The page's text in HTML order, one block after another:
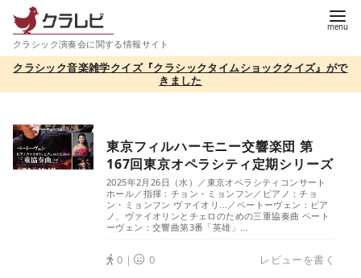
テ
ツ
クラシック演奏会に関する情報サイト
クラシック音楽雑学クイズ『クラシックタイムショッククイズ』がで
きました
東京フィルハーモニー交響楽団 第
167回東京オペラシティ定期シリーズ
2025年2月26日（水）／東京オペラシティコンサート
ホール／指揮：チョン・ミョンフン／ピアノ：チョ
ン・ミョンフン ヴァイオリ...／ベートーヴェン：ピア
ノ、ヴァイオリンとチェロのための三重協奏曲 ベート
ーヴェン：交響曲第3番「英雄」...
0｜ 0 レビューを書く